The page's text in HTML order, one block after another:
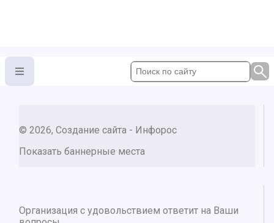
© 2026, Создание сайта - Инфорос
Показать баннерные места
Организация с удовольствием ответит на Ваши